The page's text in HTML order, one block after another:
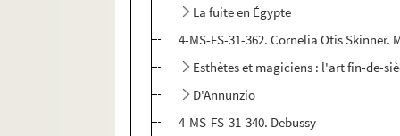
La fuite en Égypte
4-MS-FS-31-362. Cornelia Otis Skinner.
Esthètes et magiciens : l'art fin-de-
D'Annunzio
4-MS-FS-31-340. Debussy